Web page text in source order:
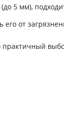
5 мм),
от